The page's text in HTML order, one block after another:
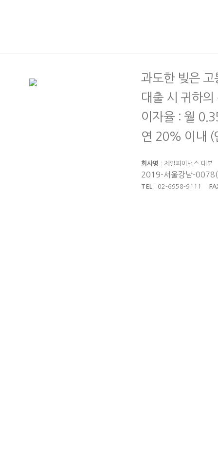
과도한 빚은
대출 시 귀하
이자율 : 월
연 20% 이내 (
회사명 : 제일파이낸스 대
2019-서울강남-
TEL : 02-6958-9111